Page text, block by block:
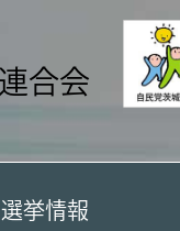
合会
選挙情報